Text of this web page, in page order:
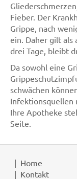
Fieber. Der
Grippe, nach
ein. Daher gilt als
drei Tage, bleibt
Da sowohl eine
schwächen
Infektionsquellen
Ihre Apotheke
Seite.
Home
Kontakt